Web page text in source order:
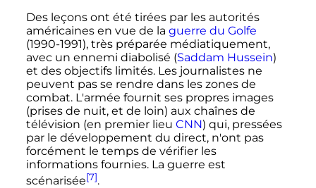
Des leçons ont été tirées par les autorités
américaines en vue de la guerre du Golfe
(1990-1991), très préparée médiatiquement,
avec un ennemi diabolisé (Saddam Hussein)
et des objectifs limités. Les journalistes ne
peuvent pas se rendre dans les zones de
combat. L'armée fournit ses propres images
(prises de nuit, et de loin) aux chaînes de
télévision (en premier lieu CNN) qui, pressées
par le développement du direct, n'ont pas
forcément le temps de vérifier les
informations fournies. La guerre est
scénarisée[7].